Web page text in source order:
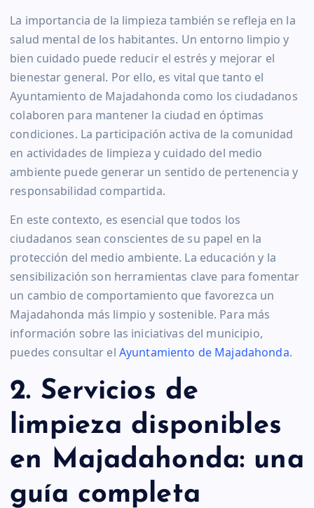
La importancia de la limpieza también se refleja en la
salud mental de los habitantes. Un entorno limpio y
bien cuidado puede reducir el estrés y mejorar el
bienestar general. Por ello, es vital que tanto el
Ayuntamiento de Majadahonda como los ciudadanos
colaboren para mantener la ciudad en óptimas
condiciones. La participación activa de la comunidad
en actividades de limpieza y cuidado del medio
ambiente puede generar un sentido de pertenencia y
responsabilidad compartida.
En este contexto, es esencial que todos los
ciudadanos sean conscientes de su papel en la
protección del medio ambiente. La educación y la
sensibilización son herramientas clave para fomentar
un cambio de comportamiento que favorezca un
Majadahonda más limpio y sostenible. Para más
información sobre las iniciativas del municipio,
puedes consultar el Ayuntamiento de Majadahonda.
2. Servicios de
limpieza disponibles
en Majadahonda: una
guía completa